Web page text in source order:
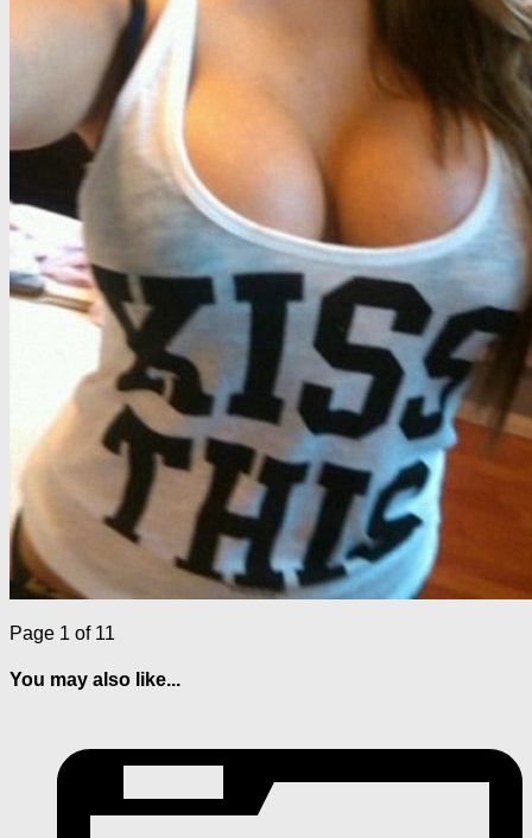
Page 1 of 11
You may also like...